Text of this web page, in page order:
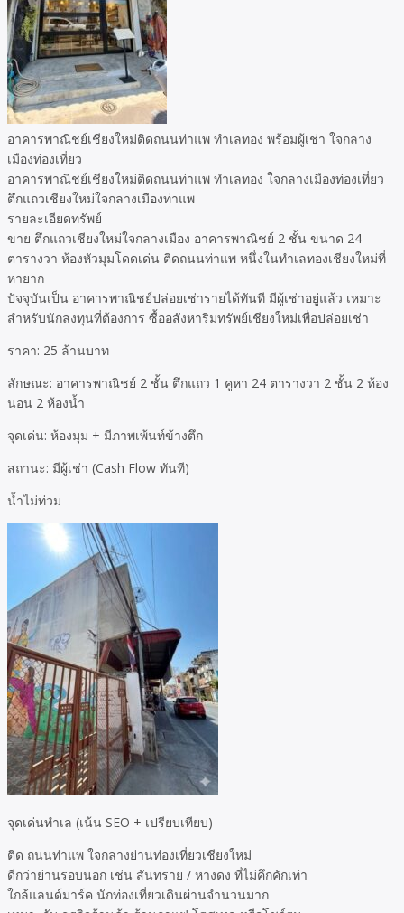
อาคารพาณิชย์เชียงใหม่ติดถนนท่าแพ ทำเลทอง พร้อมผู้เช่า ใจกลาง
เมืองท่องเที่ยว
อาคารพาณิชย์เชียงใหม่ติดถนนท่าแพ ทำเลทอง ใจกลางเมืองท่องเที่ยว
ตึกแถวเชียงใหม่ใจกลางเมืองท่าแพ
รายละเอียดทรัพย์
ขาย ตึกแถวเชียงใหม่ใจกลางเมือง อาคารพาณิชย์ 2 ชั้น ขนาด 24
ตารางวา ห้องหัวมุมโดดเด่น ติดถนนท่าแพ หนึ่งในทำเลทองเชียงใหม่ที่
หายาก
ปัจจุบันเป็น อาคารพาณิชย์ปล่อยเช่ารายได้ทันที มีผู้เช่าอยู่แล้ว เหมาะ
สำหรับนักลงทุนที่ต้องการ ซื้ออสังหาริมทรัพย์เชียงใหม่เพื่อปล่อยเช่า
ราคา: 25 ล้านบาท
ลักษณะ: อาคารพาณิชย์ 2 ชั้น ตึกแถว 1 คูหา 24 ตารางวา 2 ชั้น 2 ห้อง
นอน 2 ห้องน้ำ
จุดเด่น: ห้องมุม + มีภาพเพ้นท์ข้างตึก
สถานะ: มีผู้เช่า (Cash Flow ทันที)
น้ำไม่ท่วม
จุดเด่นทำเล (เน้น SEO + เปรียบเทียบ)
ติด ถนนท่าแพ ใจกลางย่านท่องเที่ยวเชียงใหม่
ดีกว่าย่านรอบนอก เช่น สันทราย / หางดง ที่ไม่คึกคักเท่า
ใกล้แลนด์มาร์ค นักท่องเที่ยวเดินผ่านจำนวนมาก